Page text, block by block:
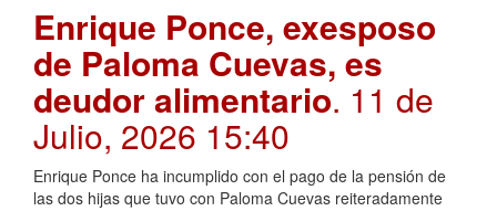
Enrique Ponce, exesposo
de Paloma Cuevas, es
deudor alimentario. 11 de
Julio, 2026 15:40
Enrique Ponce ha incumplido con el pago de la pensión de
las dos hijas que tuvo con Paloma Cuevas reiteradamente